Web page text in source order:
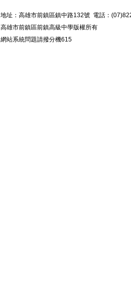
地址：高雄市前鎮區鎮中路132號 電話：
高雄市前鎮區前鎮高級中學版權所有
網站系統問題請撥分機615